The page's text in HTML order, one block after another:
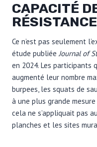
CAPACITÉ
Ce n’est pas seulement
étude publiée Journal of
en 2024. Les participants
augmenté leur nombre
burpees, les squats de
à une plus grande
cela ne s’appliquait pas
planches et les sites